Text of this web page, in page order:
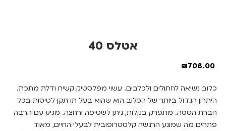
אטלס 40
708.00
₪
כלוב נשיאה לחתולים ולכלבים. עשוי מפלסטיק קשיח ודלת מתכת.
היתרון הגדול ביותר של הכלוב הוא שהוא בעל תו תקן לטיסות בכל
חברת הטסה. מתפרק בקלות, ניתן לשטיפה ורחצה. מגיע עם הרבה
פתחים מה שמונע הרגשה קלסטרופובית לבעלי החיים, מאוד